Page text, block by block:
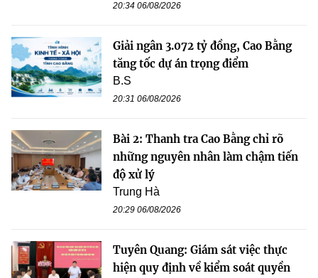
20:34 06/08/2026
Giải ngân 3.072 tỷ đồng, Cao Bằng
tăng tốc dự án trọng điểm
B.S
20:31 06/08/2026
Bài 2: Thanh tra Cao Bằng chỉ rõ
những nguyên nhân làm chậm tiến
độ xử lý
Trung Hà
20:29 06/08/2026
Tuyên Quang: Giám sát việc thực
hiện quy định về kiểm soát quyền